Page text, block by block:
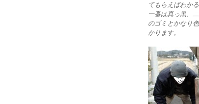
てもらえばわか
一番は真っ黒、
のゴミとかなり
かります。